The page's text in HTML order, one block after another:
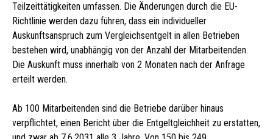
Teilzeittätigkeiten umfassen. Die Änderungen durch die EU-
Richtlinie werden dazu führen, dass ein individueller
Auskunftsanspruch zum Vergleichsentgelt in allen Betrieben
bestehen wird, unabhängig von der Anzahl der Mitarbeitenden.
Die Auskunft muss innerhalb von 2 Monaten nach der Anfrage
erteilt werden.
Ab 100 Mitarbeitenden sind die Betriebe darüber hinaus
verpflichtet, einen Bericht über die Entgeltgleichheit zu erstatten,